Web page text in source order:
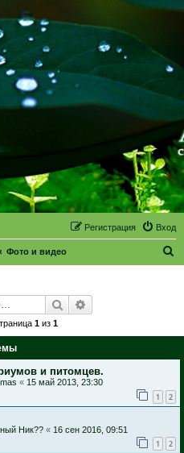
Вход
Регистрация
Фото и видео
Поиск
1из 1
и питомцев.
« 15 май 2013, 23:30
1 2
Ник?? « 16 сен 2016, 09:51
1 2